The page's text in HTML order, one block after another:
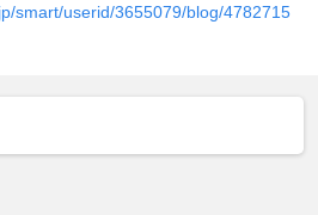
smart/userid/3655079/blog/4782715